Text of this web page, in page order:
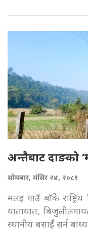
अन्तैबाट दाङको
सोमबार, मंसिर २४, २०८१
मलइ गाउँ बाँके राष्ट्रिय
यातायात,
स्थानीय बसाईँ सर्न